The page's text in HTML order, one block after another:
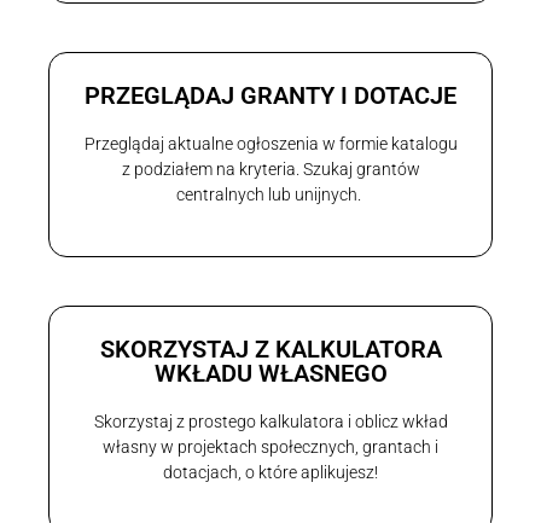
PRZEGLĄDAJ GRANTY I DOTACJE
Przeglądaj aktualne ogłoszenia w formie katalogu
z podziałem na kryteria. Szukaj grantów
centralnych lub unijnych.
SKORZYSTAJ Z KALKULATORA
WKŁADU WŁASNEGO
Skorzystaj z prostego kalkulatora i oblicz wkład
własny w projektach społecznych, grantach i
dotacjach, o które aplikujesz!